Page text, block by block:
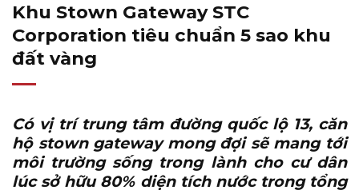
Khu Stown Gateway STC
Corporation tiêu chuẩn 5 sao khu
đất vàng
Có vị trí trung tâm đường quốc lộ 13, căn
hộ stown gatewaymong đợi sẽ mang tới
môi trường sống trong lành cho cư dân
lúc sở hữu 80% diện tích nước trong tổng